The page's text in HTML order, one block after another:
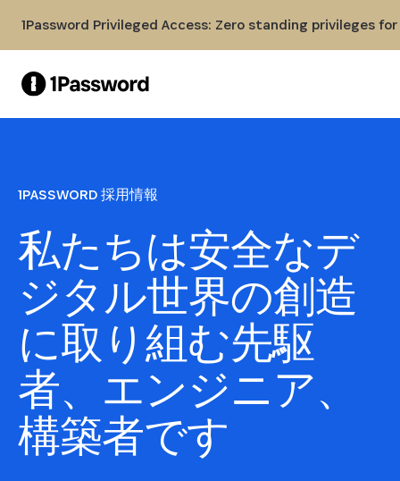
1Password Privileged Access: Zero standing privileges
1PASSWORD 採用情報
私たちは安全なデ
ジタル世界の創造
に取り組む先駆
者、エンジニア、
構築者です